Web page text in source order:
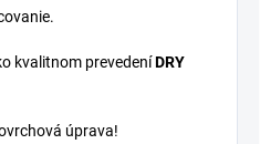
kvalitnom prevedeníDRY
úprava!